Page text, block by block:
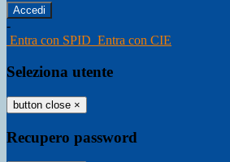
-
Entra con SPID Entra con CIE
Seleziona utente
button close ×
Recupero password